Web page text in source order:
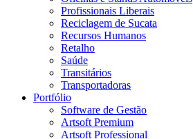
Profissionais Liberais
Reciclagem de Sucata
Recursos Humanos
Retalho
Saúde
Transitários
Transportadoras
Portfólio
Software de Gestão
Artsoft Premium
Artsoft Professional